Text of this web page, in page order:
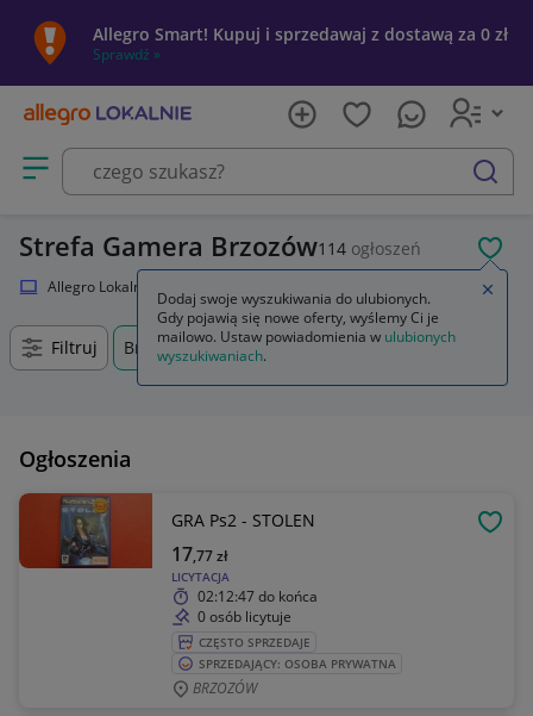
Allegro Smart! Kupuj i sprzedawaj z dostawą za 0 zł
Sprawdź »
Otwórz menu z kategoriami
szukaj
Strefa Gamera Brzozów114 ogłoszeń
Allegro Lokalnie
Filtruj Brzozów, Podkarpackie, +0 km
Ogłoszenia
GRA Ps2 - STOLEN
LICYTACJA
17,77zł
02:12:47do końca
0 osób licytuje
CZĘSTO SPRZEDAJE
SPRZEDAJĄCY: OSOBA PRYWATNA
BRZOZÓW
Dodaj swoje wyszukiwania do ulubionych.
Gdy pojawią się nowe oferty, wyślemy Ci je
mailowo. Ustaw powiadomienia w ulubionych
wyszukiwaniach.